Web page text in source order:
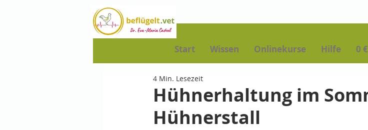
Start Wissen Onlinekurse Hilfe 0
Hühnerhaltung im
Hühnerstall
4 Min. Lesezeit